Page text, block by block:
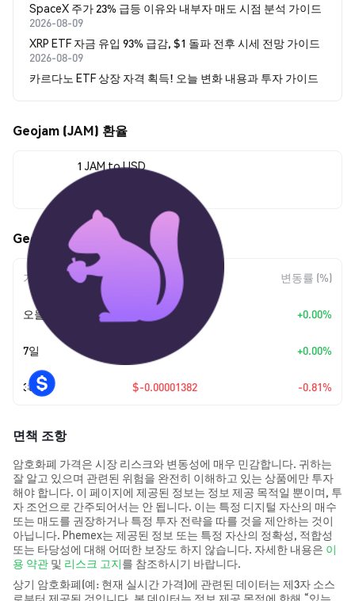
SpaceX 주가 23% 급등 이유와 내부자 매도 시점 분석 가이드
2026-08-09
XRP ETF 자금 유입 93% 급감, $1 돌파 전후 시세 전망 가이드
2026-08-09
카르다노 ETF 상장 자격 획득! 오늘 변화 내용과 투자 가이드
Geojam (JAM) 환율
1 JAM to USD
Geojam (JAM) 가격 움직임
기간 변동 폭 변동률 (%)
오늘 $0.00 +0.00%
7일 +0.00%
30일 $-0.00001382 -0.81%
면책 조항
암호화폐 가격은 시장 리스크와 변동성에 매우 민감합니다. 귀하는
잘 알고 있으며 관련된 위험을 완전히 이해하고 있는 상품에만 투자
해야 합니다. 이 페이지에 제공된 정보는 정보 제공 목적일 뿐이며, 투
자 조언으로 간주되어서는 안 됩니다. 이는 특정 디지털 자산의 매수
또는 매도를 권장하거나 특정 투자 전략을 따를 것을 제안하는 것이
아닙니다. Phemex는 제공된 정보 또는 특정 자산의 정확성, 적합성
또는 타당성에 대해 어떠한 보장도 하지 않습니다. 자세한 내용은 이
용 약관 및 리스크 고지를 참조하시기 바랍니다.
상기 암호화폐(예: 현재 실시간 가격)에 관련된 데이터는 제3자 소스
로부터 제공된 것입니다. 본 데이터는 정보 제공 목적에 한해 “있는